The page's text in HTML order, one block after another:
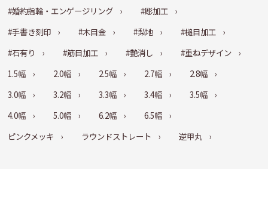
#婚約指輪・エンゲージリング
#彫加工
#手書き刻印
#木目金 #梨地
#槌目加工
#石有り
#筋目加工 #艶消し
#重ねデザイン
1.5幅
2.0幅 2.5幅 2.7幅
2.8幅
3.0幅
3.2幅 3.3幅 3.4幅
3.5幅
4.0幅
5.0幅 6.2幅
6.5幅
ピンクメッキ
ラウンドストレート 逆甲丸